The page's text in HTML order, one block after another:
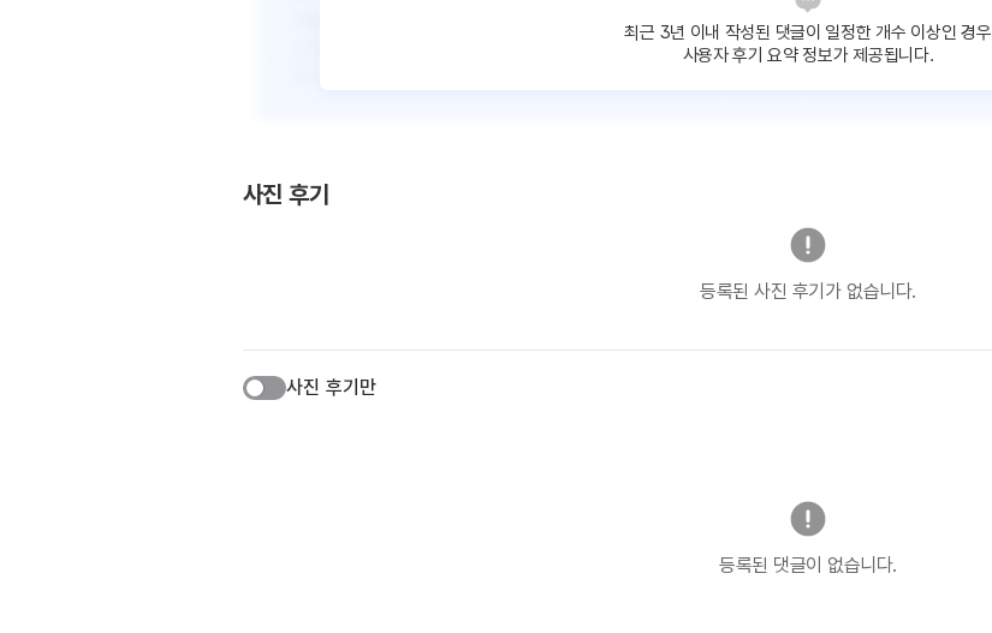
최근 3년 이내 작성된 댓글이 일정한 개수 이상인 경우
사용자 후기 요약 정보가 제공됩니다.
사진 후기
등록된 사진 후기가 없습니다.
사진 후기만
등록된 댓글이 없습니다.